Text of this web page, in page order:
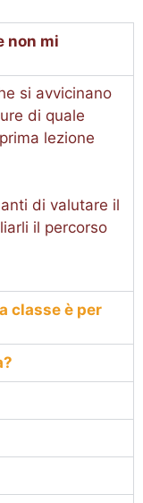
non mi
si avvicinano
di quale
lezione
di valutare il
il percorso
classe è per